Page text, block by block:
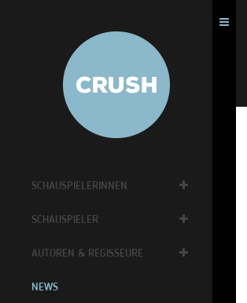
SCHAUSPIELERINNEN
SCHAUSPIELER
AUTOREN & REGISSEURE
NEWS